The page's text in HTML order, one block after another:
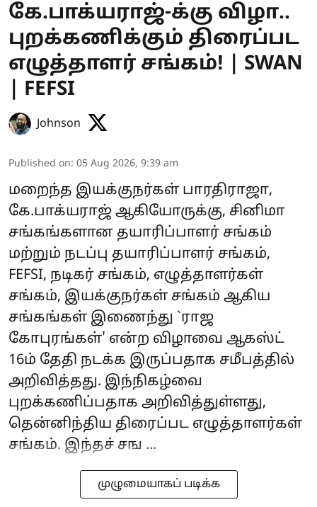
கே.பாக்யராஜ்-க்கு விழா..
புறக்கணிக்கும் திரைப்பட
எழுத்தாளர் சங்கம்! | SWAN
| FEFSI
Johnson
Published on: 05 Aug 2026, 9:39 am
மறைந்த இயக்குநர்கள் பாரதிராஜா,
கே.பாக்யராஜ் ஆகியோருக்கு, சினிமா
சங்கங்களான தயாரிப்பாளர் சங்கம்
மற்றும் நடப்பு தயாரிப்பாளர் சங்கம்,
FEFSI, நடிகர் சங்கம், எழுத்தாளர்கள்
சங்கம், இயக்குநர்கள் சங்கம் ஆகிய
சங்கங்கள் இணைந்து `ராஜ
கோபுரங்கள்' என்ற விழாவை ஆகஸ்ட்
16ம் தேதி நடக்க இருப்பதாக சமீபத்தில்
அறிவித்தது. இந்நிகழ்வை
புறக்கணிப்பதாக அறிவித்துள்ளது,
தென்னிந்திய திரைப்பட எழுத்தாளர்கள்
சங்கம். இந்தச் சங ...
முழுமையாகப் படிக்க